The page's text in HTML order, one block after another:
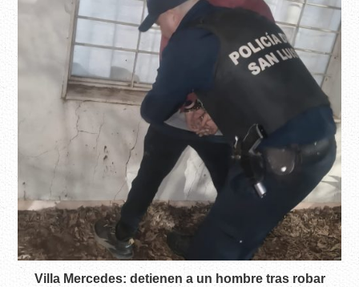
Villa Mercedes: detienen a un hombre tras robar